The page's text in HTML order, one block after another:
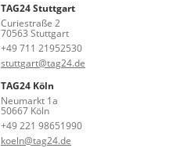
TAG24 Stuttgart
Curiestraße 2
70563 Stuttgart
+49 711 21952530
stuttgart@tag24.de
TAG24 Köln
Neumarkt 1a
50667 Köln
+49 221 98651990
koeln@tag24.de